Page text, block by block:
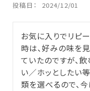
投稿日 2024/12/01
お気に入りでリピ
時は、好みの味を
ていたのですが、
い／ホッとしたい
類を選べるので、